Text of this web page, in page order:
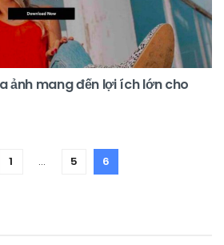
ảnh mang đến lợi ích lớn cho
1 … 5 6